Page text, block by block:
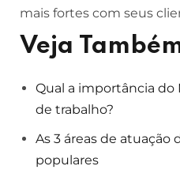
mais fortes com seus
Veja
Qual a importância
de trabalho?
As 3 áreas de atuação
populares